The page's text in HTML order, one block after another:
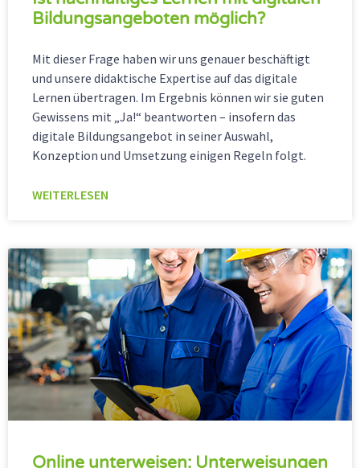
Bildungsangeboten möglich?
Mit dieser Frage haben wir uns genauer beschäftigt
und unsere didaktische Expertise auf das digitale
Lernen übertragen. Im Ergebnis können wir sie guten
Gewissens mit „Ja!“ beantworten – insofern das
digitale Bildungsangebot in seiner Auswahl,
Konzeption und Umsetzung einigen Regeln folgt.
WEITERLESEN
Online unterweisen: Unterweisungen